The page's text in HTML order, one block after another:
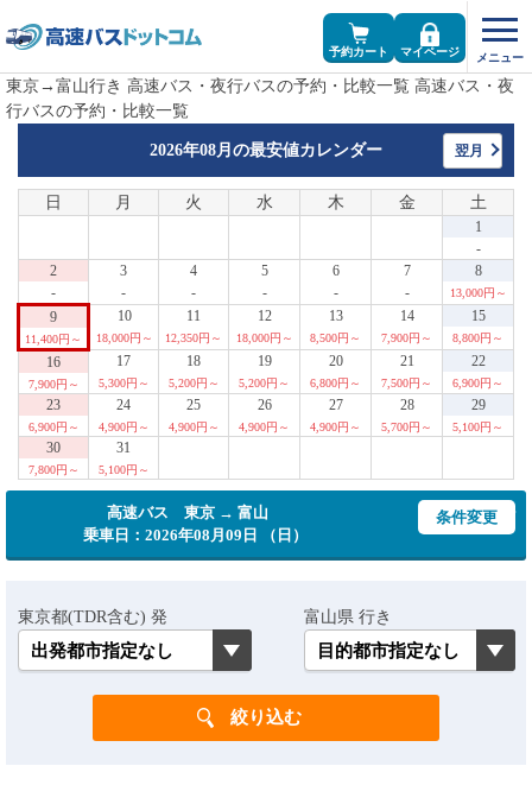
予約カート マイページ
東京→富山行き 高速バス・夜行バスの予約・比較一覧 高速バス・夜
行バスの予約・比較一覧
2026年08月の最安値カレンダー 翌月
日 月 火 水 木 金 土
1
-
2
-
3
-
4
-
5
-
6
-
7
-
8
13,000円～
9
11,400円～
10
18,000円～
11
12,350円～
12
18,000円～
13
8,500円～
14
7,900円～
15
8,800円～
16
7,900円～
17
5,300円～
18
5,200円～
19
5,200円～
20
6,800円～
21
7,500円～
22
6,900円～
23
6,900円～
24
4,900円～
25
4,900円～
26
4,900円～
27
4,900円～
28
5,700円～
29
5,100円～
30
7,800円～
31
5,100円～
高速バス 東京 → 富山
乗車日：2026年08月09日 （日）
条件変更
東京都(TDR含む) 発 富山県 行き